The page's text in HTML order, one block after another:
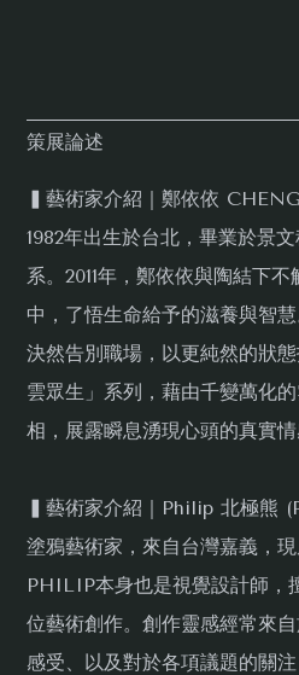
策展論述
▍藝術家介紹｜鄭依依
1982年出生於台北，畢業於景
系。2011年，鄭依依與陶結下
中，了悟生命給予的滋養與智
決然告別職場，以更純然的狀
雲眾生」系列，藉由千變萬化
相，展露瞬息湧現心頭的真實情
▍藝術家介紹｜Philip 北極熊
塗鴉藝術家，來自台灣嘉義，
PHILIP本身也是視覺設計師，
位藝術創作。創作靈感經常來
感受、以及對於各項議題的關